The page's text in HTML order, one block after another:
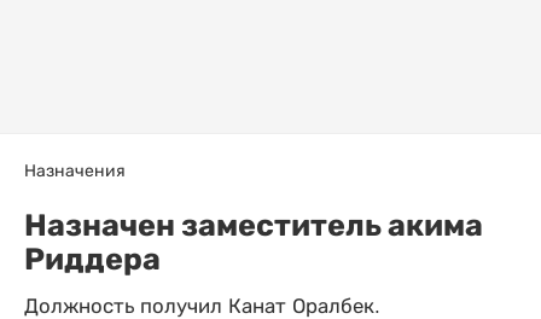
Назначения
Назначен заместитель акима
Риддера
Должность получил Канат Оралбек.